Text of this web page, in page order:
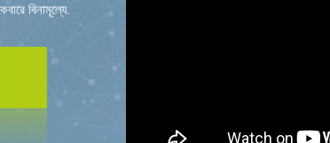
বিনামূল্যে.